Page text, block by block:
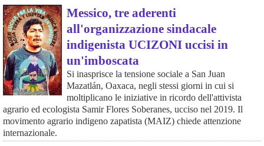
Messico, tre aderenti
all'organizzazione sindacale
indigenista UCIZONI uccisi in
un'imboscata
Si inasprisce la tensione sociale a San Juan
Mazatlán, Oaxaca, negli stessi giorni in cui si
moltiplicano le iniziative in ricordo dell'attivista
agrario ed ecologista Samir Flores Soberanes, ucciso nel 2019. Il
movimento agrario indigeno zapatista (MAIZ) chiede attenzione
internazionale.